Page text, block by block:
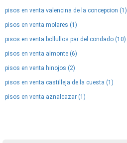
pisos en venta valencina de la concepcion (1)
pisos en venta molares (1)
pisos en venta bollullos par del condado (10)
pisos en venta almonte (6)
pisos en venta hinojos (2)
pisos en venta castilleja de la cuesta (1)
pisos en venta aznalcazar (1)